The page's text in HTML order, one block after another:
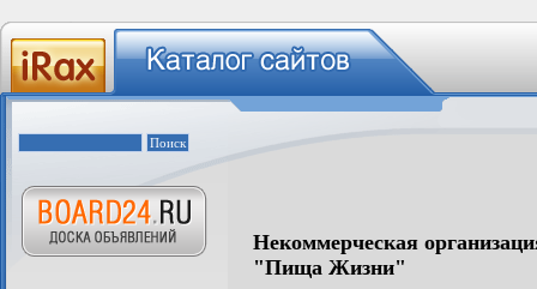
Некоммерческая
"Пища Жизни"